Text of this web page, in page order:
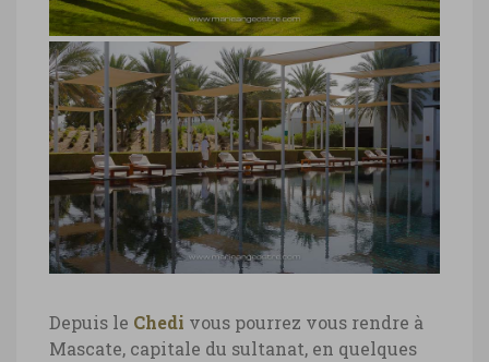
hôtel luxe Oman, The Chedi
hôtel luxe Oman, The Chedi © Marie-
Ange Ostré
hôtel luxe Oman, The Chedi piscine
hôtel luxe Oman, The Chedi piscine ©
Marie-Ange Ostré
Depuis le Chedi vous pourrez vous rendre à
Mascate, capitale du sultanat, en quelques